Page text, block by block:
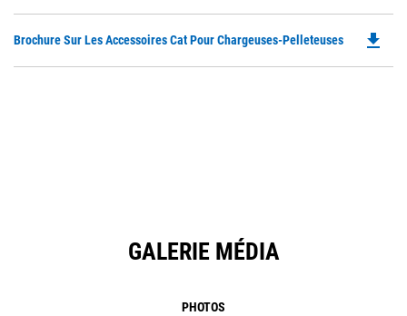
a
Brochure Sur Les Accessoires Cat Pour Chargeuses-Pelleteuses file_download
GALERIE MÉDIA
PHOTOS